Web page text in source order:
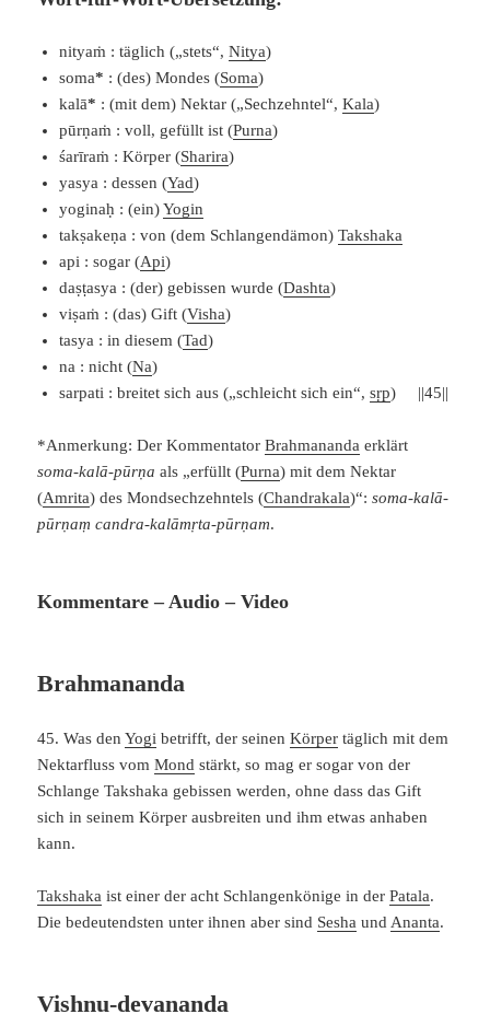
nityaṁ : täglich („stets“,Nitya)
soma* : (des) Mondes (Soma)
kalā* : (mit dem) Nektar („Sechzehntel“,Kala)
pūrṇaṁ : voll, gefüllt ist (Purna)
śarīraṁ : Körper (Sharira)
yasya : dessen (Yad)
yoginaḥ : (ein)Yogin
takṣakeṇa : von (dem Schlangendämon)Takshaka
api : sogar (Api)
daṣṭasya : (der) gebissen wurde (Dashta)
viṣaṁ : (das) Gift (Visha)
tasya : in diesem (Tad)
na : nicht (Na)
sarpati : breitet sich aus („schleicht sich ein“,sṛp) ||45||
*Anmerkung: Der KommentatorBrahmananda erklärt
soma-kalā-pūrṇa als „erfüllt (Purna) mit dem Nektar
(Amrita) des Mondsechzehntels (Chandrakala)“: soma-kalā-
pūrṇaṃ candra-kalāmṛta-pūrṇam.
Kommentare – Audio – Video
Brahmananda
45. Was denYogi betrifft, der seinenKörper täglich mit dem
Nektarfluss vomMond stärkt, so mag er sogar von der
Schlange Takshaka gebissen werden, ohne dass das Gift
sich in seinem Körper ausbreiten und ihm etwas anhaben
kann.
Takshaka ist einer der acht Schlangenkönige in derPatala.
Die bedeutendsten unter ihnen aber sind Sesha und Ananta.
Vishnu-devananda